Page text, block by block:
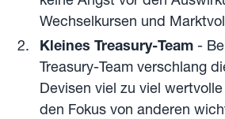
Wechselkursen und
Kleines Treasury-Team-
Treasury-Team verschlang
Devisen viel zu viel
den Fokus von anderen